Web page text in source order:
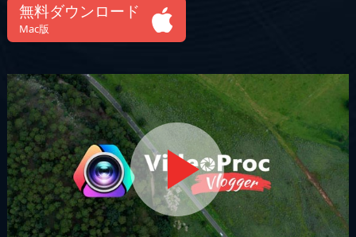
無料ダウンロード
Mac版